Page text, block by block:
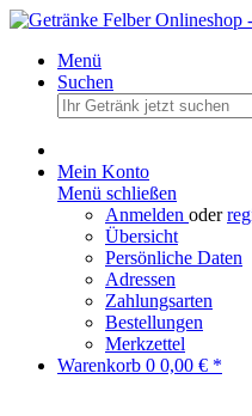
Menü
Suchen
Mein Konto
Menü schließen
Anmelden oder
Übersicht
Persönliche Daten
Adressen
Zahlungsarten
Bestellungen
Merkzettel
Warenkorb 0 0,00 € *